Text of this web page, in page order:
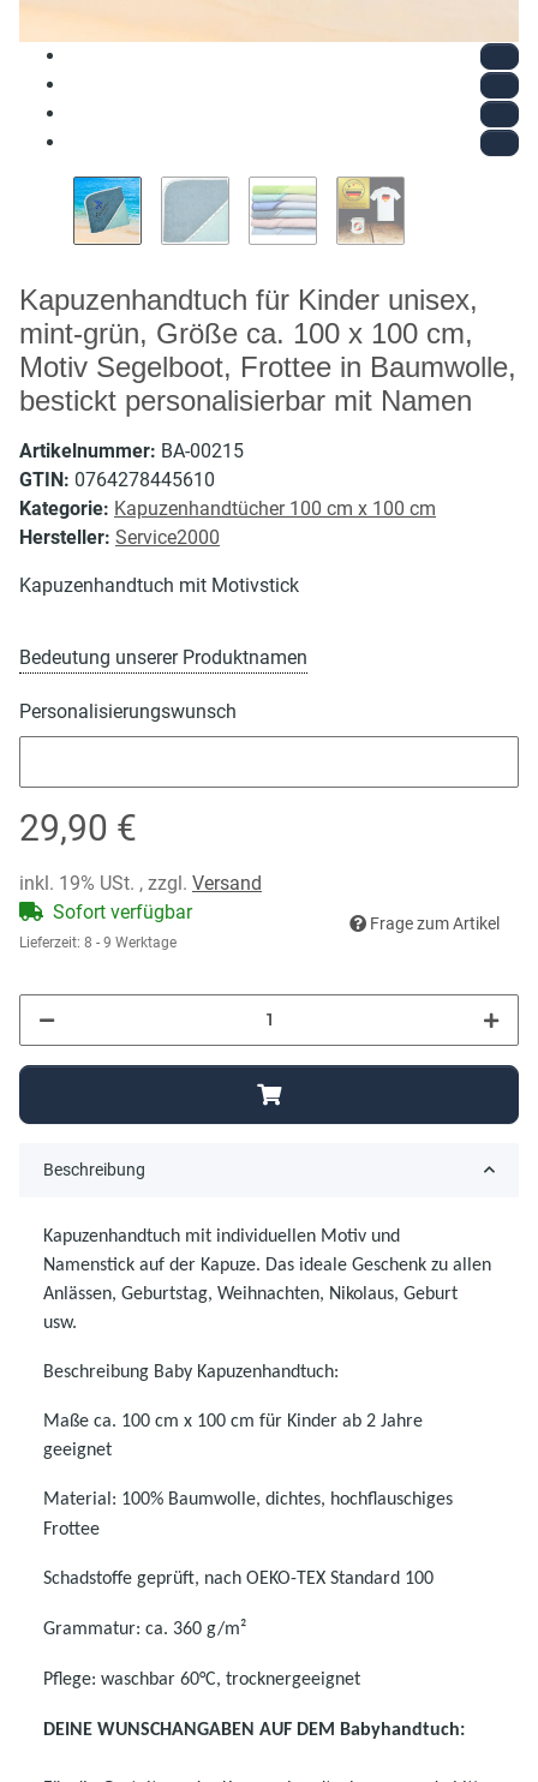
Kapuzenhandtuch für Kinder unisex,
mint-grün, Größe ca. 100 x 100 cm,
Motiv Segelboot, Frottee in Baumwolle,
bestickt personalisierbar mit Namen
Artikelnummer: BA-00215
GTIN: 0764278445610
Kategorie: Kapuzenhandtücher 100 cm x 100 cm
Hersteller: Service2000
Kapuzenhandtuch mit Motivstick
Bedeutung unserer Produktnamen
Personalisierungswunsch
29,90 €
inkl. 19% USt. , zzgl. Versand
Sofort verfügbar
Lieferzeit: 8 - 9 Werktage
Frage zum Artikel
Beschreibung
Kapuzenhandtuch mit individuellen Motiv und
Namenstick auf der Kapuze. Das ideale Geschenk zu allen
Anlässen, Geburtstag, Weihnachten, Nikolaus, Geburt
usw.
Beschreibung Baby Kapuzenhandtuch:
Maße ca. 100 cm x 100 cm für Kinder ab 2 Jahre
geeignet
Material: 100% Baumwolle, dichtes, hochflauschiges
Frottee
Schadstoffe geprüft, nach OEKO-TEX Standard 100
Grammatur: ca. 360 g/m²
Pflege: waschbar 60°C, trocknergeeignet
DEINE WUNSCHANGABEN AUF DEM Babyhandtuch: